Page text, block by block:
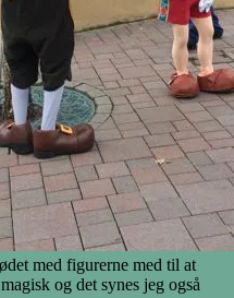
med figurerne med til at
og det synes jeg også